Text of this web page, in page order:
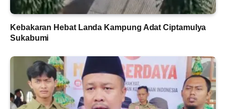
Kebakaran Hebat Landa Kampung Adat Ciptamulya
Sukabumi